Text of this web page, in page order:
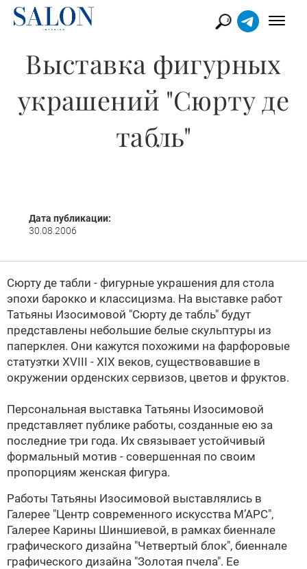
Выставка фигурных
украшений "Сюрту де
табль"
Дата публикации:
30.08.2006
Сюрту де табли - фигурные украшения для стола
эпохи барокко и классицизма. На выставке работ
Татьяны Изосимовой "Сюрту де табль" будут
представлены небольшие белые скульптуры из
паперклея. Они кажутся похожими на фарфоровые
статуэтки XVIII - XIX веков, существовавшие в
окружении орденских сервизов, цветов и фруктов.
Персональная выставка Татьяны Изосимовой
представляет публике работы, созданные ею за
последние три года. Их связывает устойчивый
формальный мотив - совершенная по своим
пропорциям женская фигура.
Работы Татьяны Изосимовой выставлялись в
Галерее "Центр современного искусства М’АРС",
Галерее Карины Шиншиевой, в рамках биеннале
графического дизайна "Четвертый блок", биеннале
графического дизайна "Золотая пчела". Ее